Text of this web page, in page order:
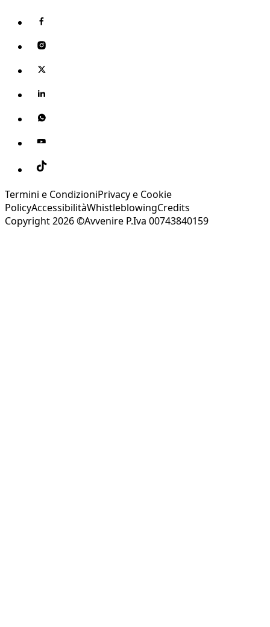
Termini e CondizioniPrivacy e Cookie
PolicyAccessibilitàWhistleblowingCredits
Copyright 2026 ©Avvenire P.Iva 00743840159